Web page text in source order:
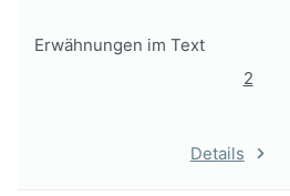
Erwähnungen im Text
2
Details